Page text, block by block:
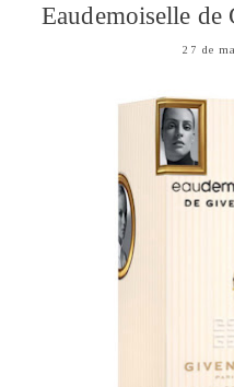
Eaudemoiselle
27 de